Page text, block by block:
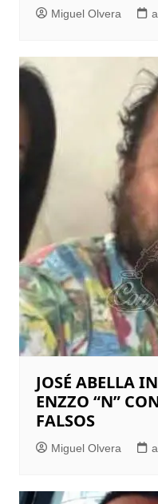
Miguel Olvera
JOSÉ ABELLA
ENZZO “N”
FALSOS
Miguel Olvera